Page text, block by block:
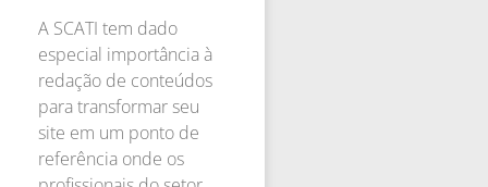
A SCATI tem dado
especial importância à
redação de conteúdos
para transformar seu
site em um ponto de
referência onde os